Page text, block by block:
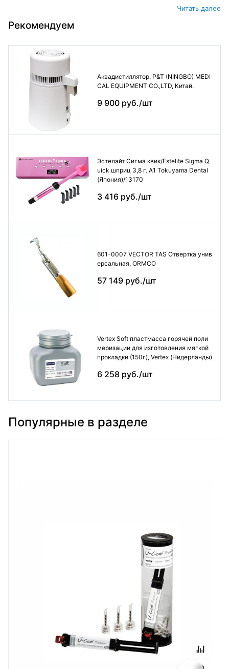
Читать далее
Рекомендуем
Аквадистиллятор, P&T (NINGBO) MEDI
CAL EQUIPMENT CO.,LTD, Китай.
9 900 руб./шт
Эстелайт Сигма квик/Estelite Sigma Q
uick шприц 3,8 г. А1 Tokuyama Dental
(Япония)/13170
3 416 руб./шт
601-0007 VECTOR TAS Отвертка унив
ерсальная, ORMCO
57 149 руб./шт
Vertex Soft пластмасса горячей поли
меризации для изготовления мягкой
прокладки (150г), Vertex (Нидерланды)
6 258 руб./шт
Популярные в разделе